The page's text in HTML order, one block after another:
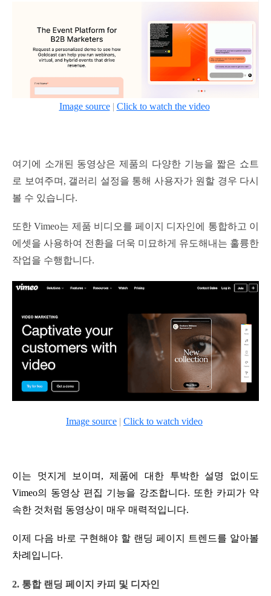
Image source | Click to watch the video
여기에 소개된 동영상은 제품의 다양한 기능을 짧은 쇼트
로 보여주며, 갤러리 설정을 통해 사용자가 원할 경우 다시
볼 수 있습니다.
또한 Vimeo는 제품 비디오를 페이지 디자인에 통합하고 이
에셋을 사용하여 전환을 더욱 미묘하게 유도해내는 훌륭한
작업을 수행합니다.
Image source | Click to watch video
이는 멋지게 보이며, 제품에 대한 투박한 설명 없이도
Vimeo의 동영상 편집 기능을 강조합니다. 또한 카피가 약
속한 것처럼 동영상이 매우 매력적입니다.
이제 다음 바로 구현해야 할 랜딩 페이지 트렌드를 알아볼
차례입니다.
2. 통합 랜딩 페이지 카피 및 디자인